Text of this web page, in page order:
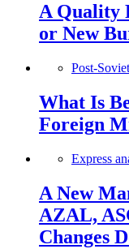
A Quality
or New
Post-
What Is
Foreign
Express
A New
AZAL,
Changes